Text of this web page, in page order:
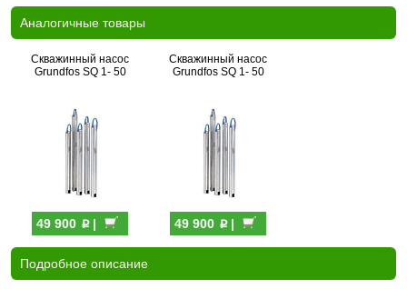
Аналогичные товары
Скважинный насос
Grundfos SQ 1- 50
49 900 p|
Скважинный насос
Grundfos SQ 1- 50
49 900 p|
Подробное описание